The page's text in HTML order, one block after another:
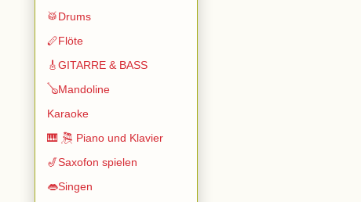
🥁Drums
🪈Flöte
🎸GITARRE & BASS
🪕Mandoline
Karaoke
🎹 🎘 Piano und Klavier
🎷Saxofon spielen
👄Singen